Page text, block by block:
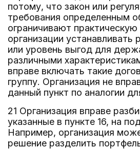
потому, что закон или
требования определенным
ограничивают
организации устанавливать
или уровень выгод для
различными
вправе включать такие
группу. Организация не
данный пункт по аналогии
21 Организация вправе
указанные в пункте 16, на
Например, организация
решение разделить